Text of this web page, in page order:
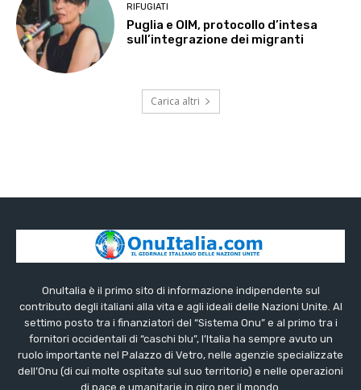
RIFUGIATI
Puglia e OIM, protocollo d’intesa
sull’integrazione dei migranti
Carica altri
OnuItalia è il primo sito di informazione indipendente sul
contributo degli italiani alla vita e agli ideali delle Nazioni Unite. Al
settimo posto tra i finanziatori del “Sistema Onu” e al primo tra i
fornitori occidentali di “caschi blu”, l’Italia ha sempre avuto un
ruolo importante nel Palazzo di Vetro, nelle agenzie specializzate
dell’Onu (di cui molte ospitate sul suo territorio) e nelle operazioni
di pace e umanitarie in giro per il mondo.